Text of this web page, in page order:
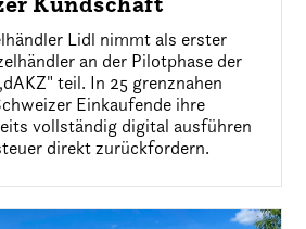
Lidl nimmt als erster
an der Pilotphase der
teil. In 25 grenznahen
Einkaufende ihre
vollständig digital ausführen
direkt zurückfordern.